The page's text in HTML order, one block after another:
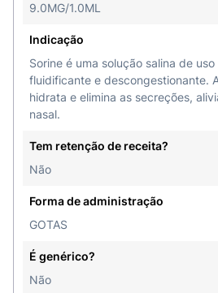
9.0MG/1.0ML
Indicação
Sorine é uma solução salina de
fluidificante e descongestionante.
hidrata e elimina as secreções,
nasal.
Tem retenção de receita?
Não
Forma de administração
GOTAS
É genérico?
Não